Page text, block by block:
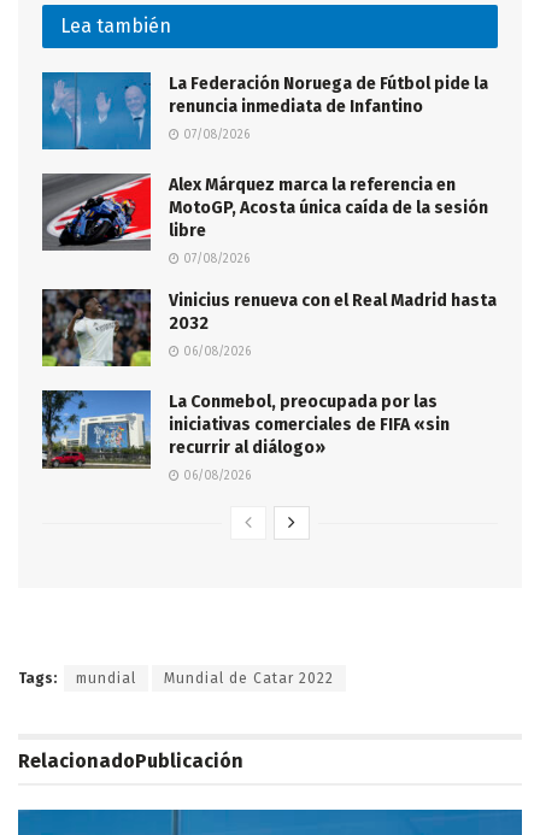
Lea también
La Federación Noruega de Fútbol pide la
renuncia inmediata de Infantino
07/08/2026
Alex Márquez marca la referencia en
MotoGP, Acosta única caída de la sesión
libre
07/08/2026
Vinicius renueva con el Real Madrid hasta
2032
06/08/2026
La Conmebol, preocupada por las
iniciativas comerciales de FIFA «sin
recurrir al diálogo»
06/08/2026
Tags: mundial Mundial de Catar 2022
RelacionadoPublicación